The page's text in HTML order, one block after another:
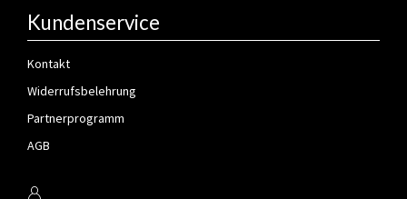
Kundenservice
Kontakt
Widerrufsbelehrung
Partnerprogramm
AGB